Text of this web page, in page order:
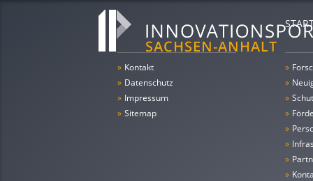
» Kontakt
» Datenschutz
» Impressum
» Sitemap
»
»
»
»
»
»
»
»